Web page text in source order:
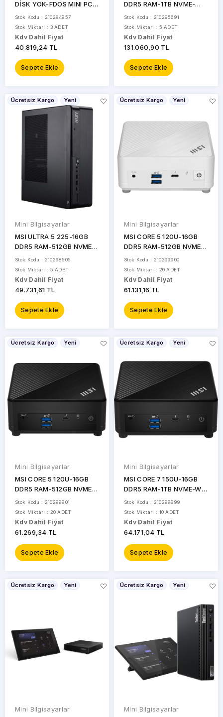
DİSK YOK-FDOS MINI PC /
NUC12 Pro Slim Kit
NUC12WSKV5 /
90AB2WSK-MRD120
Stok Kodu : 210294957
Stok Miktarı : 3 ADET
Kdv Dahil Fiyat
40.819,24 TL
Sepete Ekle
DDR5 RAM-1TB NVME-
8GB RTX5060TI-W11H
GAMING MINI PC / MPG
TRIDENT AS AI 2NVN7-
102EU
Stok Kodu : 210285691
Stok Miktarı : 5 ADET
Kdv Dahil Fiyat
131.060,90 TL
Sepete Ekle
Ücretsiz Kargo Yeni
Mini Bilgisayarlar
MSI ULTRA 5 225-16GB
DDR5 RAM-512GB NVME-
FDOS MINI PC / PRO DP80
AI A2G-083XEU
Stok Kodu : 210298505
Stok Miktarı : 5 ADET
Kdv Dahil Fiyat
49.731,61 TL
Sepete Ekle
Ücretsiz Kargo Yeni
Mini Bilgisayarlar
MSI CORE 5 120U-16GB
DDR5 RAM-512GB NVME-
FDOS MINI PC / CUBI 5 1M-
497EU BEYAZ
Stok Kodu : 210299900
Stok Miktarı : 20 ADET
Kdv Dahil Fiyat
61.131,16 TL
Sepete Ekle
Ücretsiz Kargo Yeni
Mini Bilgisayarlar
MSI CORE 5 120U-16GB
DDR5 RAM-512GB NVME-
W11 PRO MINI PC / CUBI 5
1M-496EU
Stok Kodu : 210299901
Stok Miktarı : 20 ADET
Kdv Dahil Fiyat
61.269,34 TL
Sepete Ekle
Ücretsiz Kargo Yeni
Mini Bilgisayarlar
MSI CORE 7 150U-16GB
DDR5 RAM-1TB NVME-W11
PRO MINI PC / CUBI 5 1M-
495EU
Stok Kodu : 210299899
Stok Miktarı : 10 ADET
Kdv Dahil Fiyat
64.171,04 TL
Sepete Ekle
Ücretsiz Kargo Yeni
Mini Bilgisayarlar
Ücretsiz Kargo Yeni
Mini Bilgisayarlar